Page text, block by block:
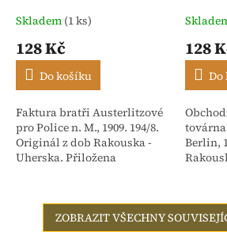
Skladem (1 ks)
128 Kč
Do košíku
Faktura bratři Austerlitzové
pro Police n. M., 1909. 194/8.
Originál z dob Rakouska -
Uherska. Přiložena
dříve Isac...
128
Do
Berlin,
ZOBRAZIT VŠECHNY